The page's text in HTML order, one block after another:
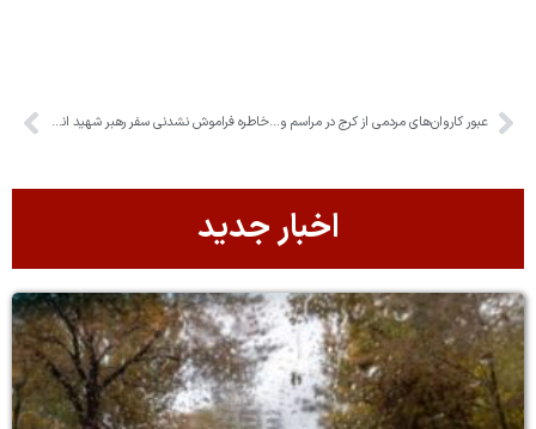
عبور کاروان‌های مردمی از کرج در مراسم وداع با رهبر شهید انقلاب اسلامی خاطره فراموش نشدنی سفر رهبر شهید انقلاب اسلامی به استان البرز
اخبار جدید